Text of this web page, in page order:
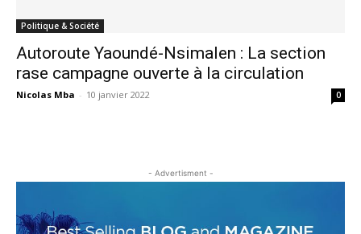
Politique & Société
Autoroute Yaoundé-Nsimalen : La section
rase campagne ouverte à la circulation
Nicolas Mba - 10 janvier 2022 0
- Advertisment -